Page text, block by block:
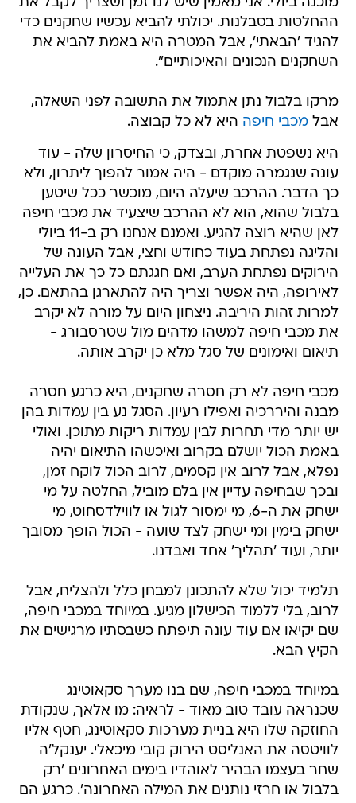
ההחלטות בסבלנות. יכולתי להביא עכשיו שחקנים כדי
להגיד 'הבאתי', אבל המטרה היא באמת להביא את
השחקנים הנכונים והאיכותיים".
מרקו בלבול נתן אתמול את התשובה לפני השאלה,
אבלמכבי חיפה היא לא כל קבוצה.
היא נשפטת אחרת, ובצדק, כי החיסרון שלה - עוד
עונה שנגמרה מוקדם - היה אמור להפוך ליתרון, ולא
כך הדבר. ההרכב שיעלה היום, מוכשר ככל שיטען
בלבול שהוא, הוא לא ההרכב שיצעיד את מכבי חיפה
לאן שהיא רוצה להגיע. ואמנם אנחנו רק ב-11 ביולי
והליגה נפתחת בעוד כחודש וחצי, אבל העונה של
הירוקים נפתחת הערב, ואם חגגתם כל כך את העלייה
לאירופה, היה אפשר וצריך היה להתארגן בהתאם. כן,
למרות זהות היריבה. ניצחון היום על מורה לא יקרב
את מכבי חיפה למשהו מדהים מול שטרסבורג -
תיאום ואימונים של סגל מלא כן יקרב אותה.
מכבי חיפה לא רק חסרה שחקנים, היא כרגע חסרה
מבנה והיררכיה ואפילו רעיון. הסגל נע בין עמדות בהן
יש יותר מדי תחרות לבין עמדות ריקות מתוכן. ואולי
באמת הכול יושלם בקרוב ואיכשהו התיאום יהיה
נפלא, אבל לרוב אין קסמים, לרוב הכול לוקח זמן,
ובכך שבחיפה עדיין אין בלם מוביל, החלטה על מי
ישחק את ה-6, מי ימסור לגול או לווילדסחוט, מי
ישחק בימין ומי ישחק לצד שועה - הכול הופך מסובך
יותר, ועוד 'תהליך' אחד ואבדנו.
תלמיד יכול שלא להתכונן למבחן כלל ולהצליח, אבל
לרוב, בלי ללמוד הכישלון מגיע. במיוחד במכבי חיפה,
שם יקיאו אם עוד עונה תיפתח כשבסתיו מרגישים את
הקיץ הבא.
במיוחד במכבי חיפה, שם בנו מערך סקאוטינג
שכנראה עובד טוב מאוד - לראיה: מו אלאך, שנקודת
החוזקה שלו היא בניית מערכות סקאוטינג, חטף אליו
לוויטסה את האנליסט הירוק קובי מיכאלי. יענקל'ה
שחר בעצמו הבהיר לאוהדיו בימים האחרונים 'רק
בלבול או חרזי נותנים את המילה האחרונה'. כרגע הם